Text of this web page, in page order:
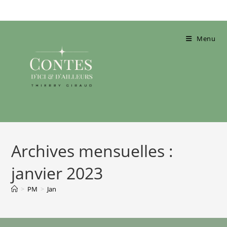
to
Menu
Archives mensuelles :
janvier 2023
> PM > Jan